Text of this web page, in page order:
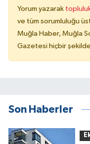
Yorum yazarak topluluk
ve tüm sorumluluğu
Muğla Haber, Muğla
Gazetesi hiçbir
Son Haberler